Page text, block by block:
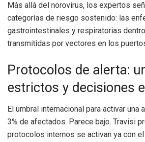
Más allá del norovirus, los expertos
categorías de riesgo sostenido: las
gastrointestinales y respiratorias
transmitidas por vectores en los
Protocolos de alerta:
estrictos y decisiones
El umbral internacional para activar una
3% de afectados. Parece bajo. Travisi
protocolos internos se activan ya con el